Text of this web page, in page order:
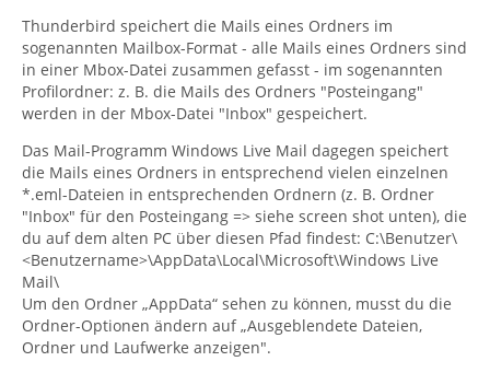
Thunderbird speichert die Mails eines Ordners im
sogenannten Mailbox-Format - alle Mails eines Ordners sind
in einer Mbox-Datei zusammen gefasst - im sogenannten
Profilordner: z. B. die Mails des Ordners "Posteingang"
werden in der Mbox-Datei "Inbox" gespeichert.
Das Mail-Programm Windows Live Mail dagegen speichert
die Mails eines Ordners in entsprechend vielen einzelnen
*.eml-Dateien in entsprechenden Ordnern (z. B. Ordner
"Inbox" für den Posteingang => siehe screen shot unten), die
du auf dem alten PC über diesen Pfad findest: C:\Benutzer\
<Benutzername>\AppData\Local\Microsoft\Windows Live
Mail\
Um den Ordner „AppData“ sehen zu können, musst du die
Ordner-Optionen ändern auf „Ausgeblendete Dateien,
Ordner und Laufwerke anzeigen".